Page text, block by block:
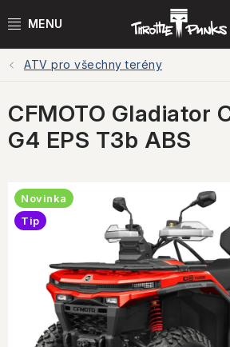
na
POWER KIT
ČTYŘKOLKY
ČTYŘKOLKY PŘÍSLUŠENSTVÍ
MOTORKY
MOTO PŘÍSLUŠENSTVÍ
MERCH
Testovací jízdy
ATV pro všechny terény
CFMOTO Gladiator
G4 EPS T3b ABS
Novinka
Tip